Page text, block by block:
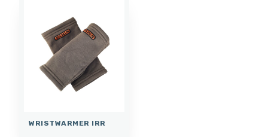
CHAUSSETTES
WRISTWARMER IRR